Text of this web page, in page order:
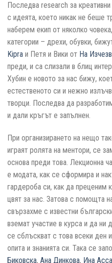
Последва research за
с идеята, което никак не беше
наберем екип от няколко
категории – дрехи, обувки,
Kipra и Петя и Вики от На
преди, и са слизали в блиц
Хубин е новото за нас бижу,
естественото си и нежно
творци. Последва да
и дали кръгът е запълнен.
При организирането на нещо
играят ролята на ментори, се
основа преди това. Лекционна
е модата, как се сформира и
гардероба си, как да преценим
цвят за нас. Затова с помощта
свързахме с известни
вземат участие в курса и да ни
се сблъскват с това всеки ден
опита и знанията си. Така се
Биковска, Ана Динкова, Ина Асса